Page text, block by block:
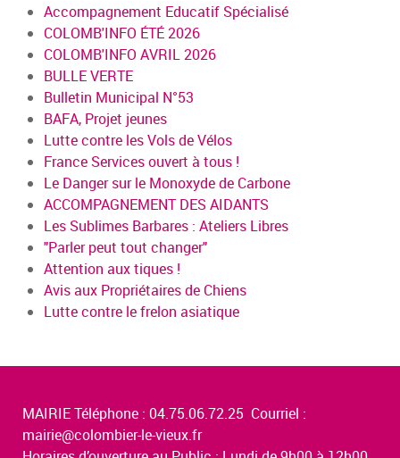
Accompagnement Educatif Spécialisé
COLOMB'INFO ÉTÉ 2026
COLOMB'INFO AVRIL 2026
BULLE VERTE
Bulletin Municipal N°53
BAFA, Projet jeunes
Lutte contre les Vols de Vélos
France Services ouvert à tous !
Le Danger sur le Monoxyde de Carbone
ACCOMPAGNEMENT DES AIDANTS
Les Sublimes Barbares : Ateliers Libres
"Parler peut tout changer"
Attention aux tiques !
Avis aux Propriétaires de Chiens
Lutte contre le frelon asiatique
MAIRIE Téléphone : 04.75.06.72.25 Courriel :
mairie@colombier-le-vieux.fr